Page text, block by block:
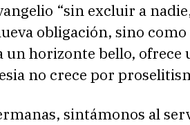
“sin excluir a
obligación, sino
un horizonte bello, ofrece
no crece por
sintámonos al